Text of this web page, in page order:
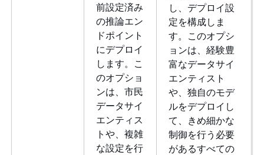
前設定済み
の推論エン
ドポイント
にデプロイ
します。こ
のオプショ
ンは、市民
データサイ
エンティス
トや、複雑
な設定を行
し、デプロイ設
定を構成しま
す。このオプシ
ョンは、経験豊
富なデータサイ
エンティスト
や、独自のモデ
ルをデプロイし
て、きめ細かな
制御を行う必要
があるすべての